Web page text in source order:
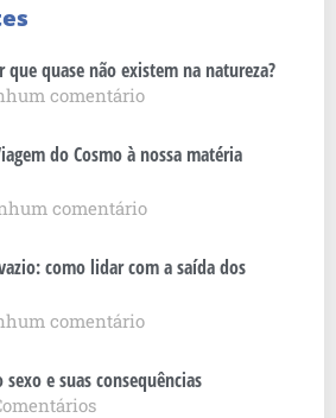
quase não existem na natureza?
comentário
do Cosmo à nossa matéria
comentário
como lidar com a saída dos
comentário
e suas consequências